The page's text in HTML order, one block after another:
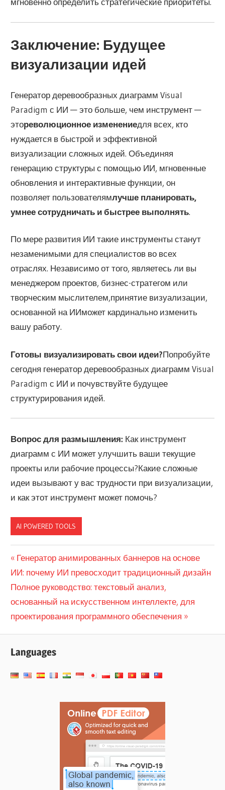
Заключение: Будущее
визуализации идей
Генератор деревообразных диаграмм Visual
Paradigm с ИИ — это больше, чем инструмент —
этореволюционное изменениедля всех, кто
нуждается в быстрой и эффективной
визуализации сложных идей. Объединяя
генерацию структуры с помощью ИИ, мгновенные
обновления и интерактивные функции, он
позволяет пользователямлучше планировать,
умнее сотрудничать и быстрее выполнять.
По мере развития ИИ такие инструменты станут
незаменимыми для специалистов во всех
отраслях. Независимо от того, являетесь ли вы
менеджером проектов, бизнес-стратегом или
творческим мыслителем,принятие визуализации,
основанной на ИИможет кардинально изменить
вашу работу.
Готовы визуализировать свои идеи?Попробуйте
сегодня генератор деревообразных диаграмм Visual
Paradigm с ИИ и почувствуйте будущее
структурирования идей.
Вопрос для размышления: Как инструмент
диаграмм с ИИ может улучшить ваши текущие
проекты или рабочие процессы?Какие сложные
идеи вызывают у вас трудности при визуализации,
и как этот инструмент может помочь?
AI POWERED TOOLS
Навигация
по
записям
Previous
Post:
Генератор анимированных баннеров на основе
ИИ: почему ИИ превосходит традиционный дизайн
Next
Post:
Полное руководство: текстовый анализ,
основанный на искусственном интеллекте, для
проектирования программного обеспечения
Languages